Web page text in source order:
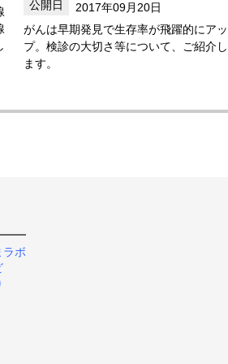
2017年09月20日
がんは早期発見で生存率が飛躍的にアッ
プ。検診の大切さ等について、ご紹介し
ます。
ラボ